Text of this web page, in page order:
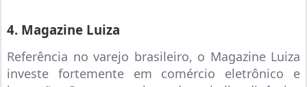
4. Magazine Luiza
Referência no varejo brasileiro, o Magazine Luiza
investe fortemente em comércio eletrônico e